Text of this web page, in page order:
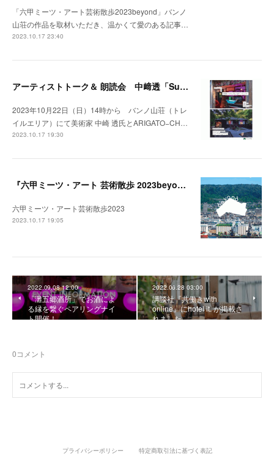
「六甲ミーツ・アート芸術散歩2023beyond」バンノ
山荘の作品を取材いただき、温かくて愛のある記事…
2023.10.17 23:40
アーティストトーク＆ 朗読会 中﨑透「Sunny Day Light /ハルとテル」開催！
2023年10月22日（日）14時から バンノ山荘（トレ
イルエリア）にて美術家 中崎 透氏とARIGATO−CH…
2023.10.17 19:30
『六甲ミーツ・アート 芸術散歩 2023beyond』開催中。
六甲ミーツ・アート芸術散歩2023
2023.10.17 19:05
2022.09.08 12:00
「灘五郷酒所」でお酒によ
る縁を繋ぐペアリングナイ
ト開催！
2022.06.28 03:00
講談社『共働きwith
online』にhotel it. が掲載さ
れました。
0コメント
プライバシーポリシー 特定商取引法に基づく表記